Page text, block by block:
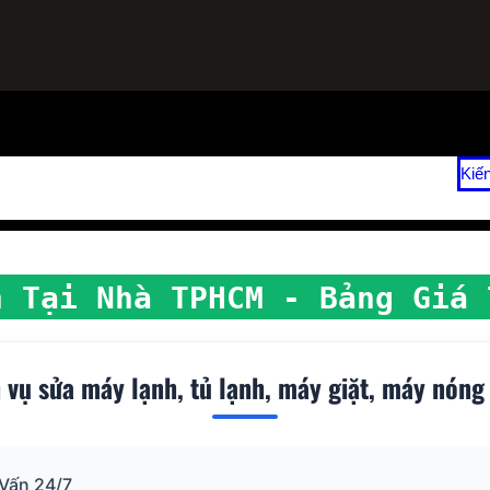
Tại Nhà TPHCM - Bảng Giá
vụ sửa máy lạnh, tủ lạnh, máy giặt, máy
24/7